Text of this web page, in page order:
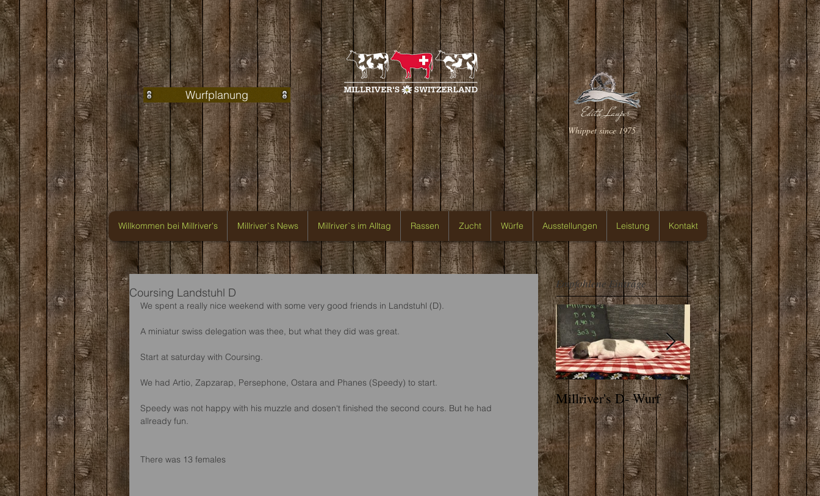
Wurfplanung
Edith Lauper
Whippet since 1975
Willkommen bei Millriver's Millriver`s News Millriver`s im Alltag Rassen Zucht Würfe Ausstellungen Leistung Kontakt
Coursing Landstuhl D
We spent a really nice weekend with some very good friends in Landstuhl (D).
A miniatur swiss delegation was thee, but what they did was great.
Start at saturday with Coursing.
We had Artio, Zapzarap, Persephone, Ostara and Phanes (Speedy) to start.
Speedy was not happy with his muzzle and dosen‘t finished the second cours. But he had
allready fun.
There was 13 females
Empfohlene Einträge
Millriver's D- Wurf THE ALPS WHIPPET